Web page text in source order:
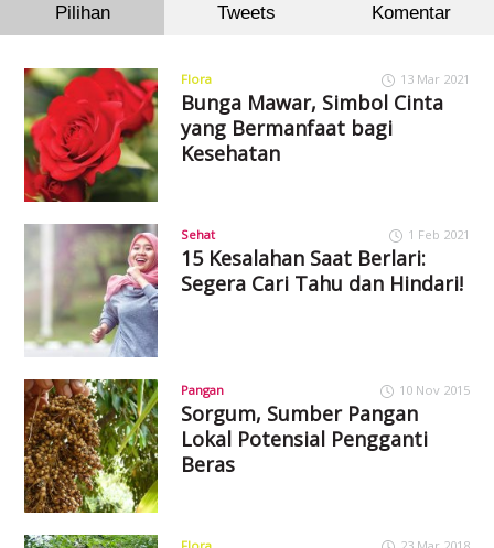
Pilihan Tweets Komentar
Flora 13 Mar 2021
Bunga Mawar, Simbol Cinta
yang Bermanfaat bagi
Kesehatan
Sehat 1 Feb 2021
15 Kesalahan Saat Berlari:
Segera Cari Tahu dan Hindari!
Pangan 10 Nov 2015
Sorgum, Sumber Pangan
Lokal Potensial Pengganti
Beras